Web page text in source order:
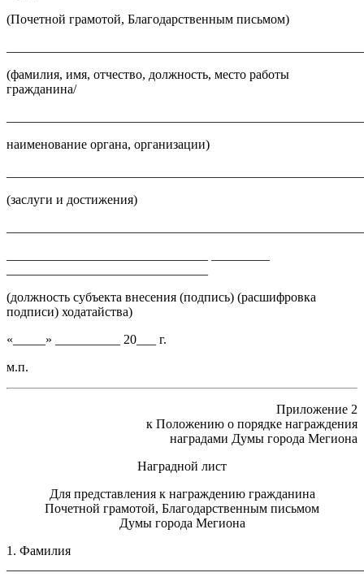
(Почетной грамотой, Благодарственным письмом)
(фамилия, имя, отчество, должность, место работы
гражданина/
наименование органа, организации)
(заслуги и достижения)
(должность субъекта внесения (подпись) (расшифровка
подписи) ходатайства)
«_____» __________ 20___ г.
м.п.
Приложение 2
к Положению о порядке награждения
наградами Думы города Мегиона
Наградной лист
Для представления к награждению гражданина
Почетной грамотой, Благодарственным письмом
Думы города Мегиона
1. Фамилия